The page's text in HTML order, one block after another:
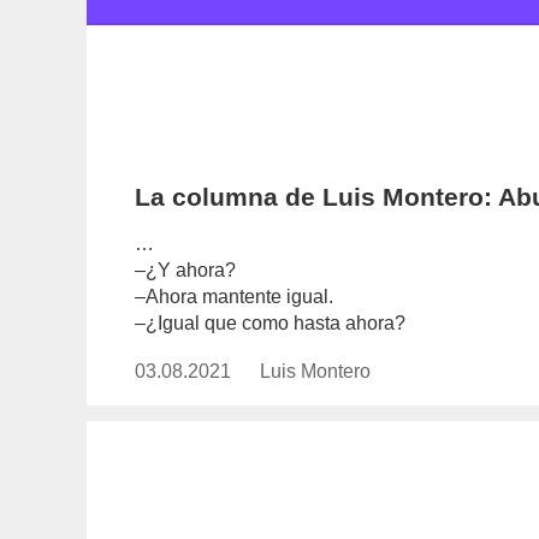
La columna de Luis Montero:
…
–¿Y ahora?
–Ahora mantente igual.
–¿Igual que como hasta ahora?
Publicado
03.08.2021
https://www.experimenta.es/
Luis Montero